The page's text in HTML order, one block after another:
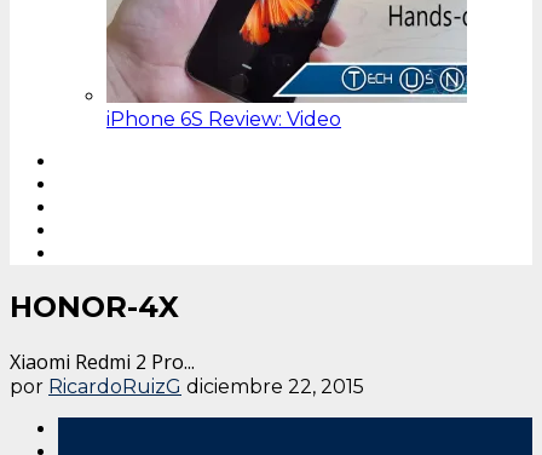
iPhone 6S Review: Video
HONOR-4X
Xiaomi Redmi 2 Pro...
por RicardoRuizG diciembre 22, 2015